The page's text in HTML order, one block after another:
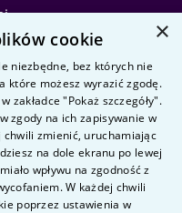
×
cookie
niezbędne, bez których nie
które możesz wyrazić zgodę.
zakładce "Pokaż szczegóły".
zgody na ich zapisywanie w
chwili zmienić, uruchamiając
na dole ekranu po lewej
wpływu na zgodność z
W każdej chwili
poprzez ustawienia w